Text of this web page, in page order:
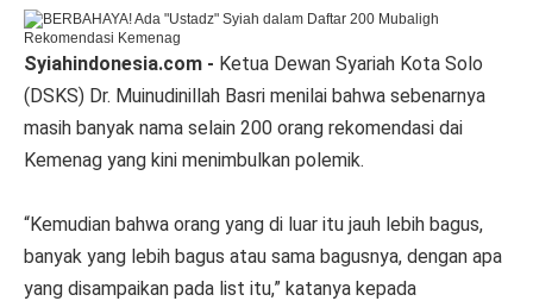
Syiahindonesia.com - Ketua Dewan Syariah Kota Solo
(DSKS) Dr. Muinudinillah Basri menilai bahwa sebenarnya
masih banyak nama selain 200 orang rekomendasi dai
Kemenag yang kini menimbulkan polemik.
“Kemudian bahwa orang yang di luar itu jauh lebih bagus,
banyak yang lebih bagus atau sama bagusnya, dengan apa
yang disampaikan pada list itu,” katanya kepada